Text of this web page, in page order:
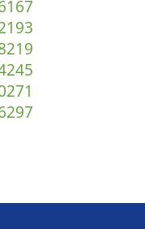
167
193
219
245
271
297